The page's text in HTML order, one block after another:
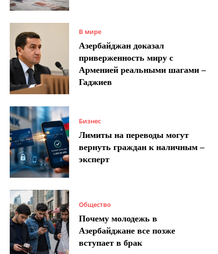
В мире
Азербайджан доказал
приверженность миру с
Арменией реальными шагами –
Гаджиев
Бизнес
Лимиты на переводы могут
вернуть граждан к наличным –
эксперт
Общество
Почему молодежь в
Азербайджане все позже
вступает в брак